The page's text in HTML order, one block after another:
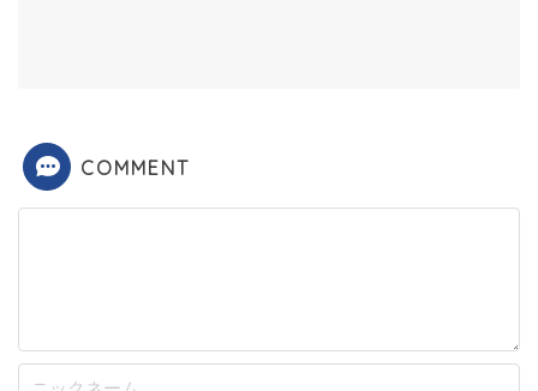
COMMENT